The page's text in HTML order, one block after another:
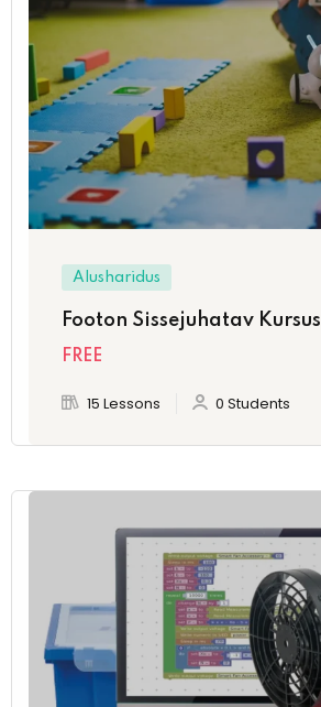
Alusharidus
Footon Sissejuhatav Kursus
FREE
15 Lessons 0 Students